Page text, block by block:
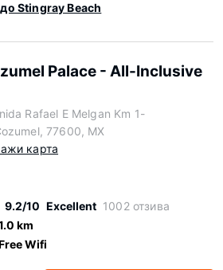
Stingray Beach
Palace - All-Inclusive
Rafael E Melgan Km 1-
77600, MX
карта
9.2/10 Excellent 1002 отзива
km
Wifi